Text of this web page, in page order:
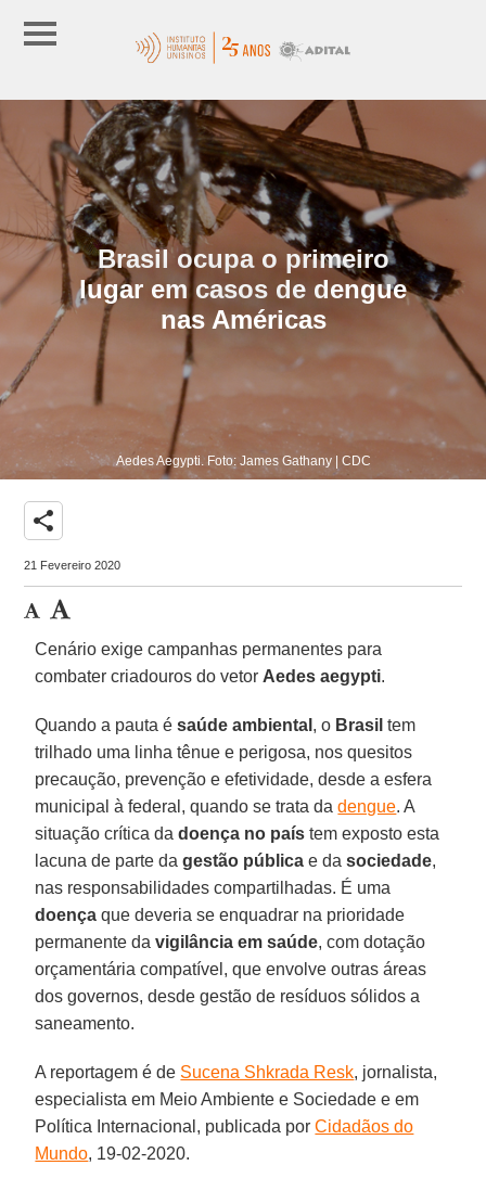
Brasil ocupa o primeiro
lugar em casos de dengue
nas Américas
Aedes Aegypti. Foto: James Gathany | CDC
share
21 Fevereiro 2020
Cenário exige campanhas permanentes para
combater criadouros do vetor Aedes aegypti.
Quando a pauta ésaúde ambiental , o Brasil tem
trilhado uma linha tênue e perigosa, nos quesitos
precaução, prevenção e efetividade, desde a esfera
municipal à federal, quando se trata dadengue. A
situação crítica dadoença no país tem exposto esta
lacuna de parte dagestão pública e dasociedade,
nas responsabilidades compartilhadas. É uma
doença que deveria se enquadrar na prioridade
permanente davigilância em saúde, com dotação
orçamentária compatível, que envolve outras áreas
dos governos, desde gestão de resíduos sólidos a
saneamento.
A reportagem é de Sucena Shkrada Resk, jornalista,
especialista em Meio Ambiente e Sociedade e em
Política Internacional, publicada porCidadãos do
Mundo, 19-02-2020.